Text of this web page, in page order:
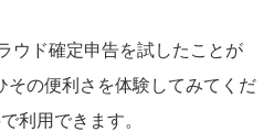
ウド確定申告を試したことが
その便利さを体験してみてくだ
利用できます。